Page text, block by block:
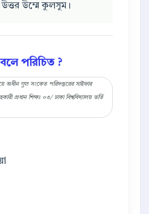
উম্মে কুলসুম।
পরিচিত ?
অধীন गुप्त সংকেত পরিদপ্তরের সাইফার
প্রধান শিক্ষঃ ০৩/ ঢাকা বিশ্ববিদ্যালয় ভর্তি